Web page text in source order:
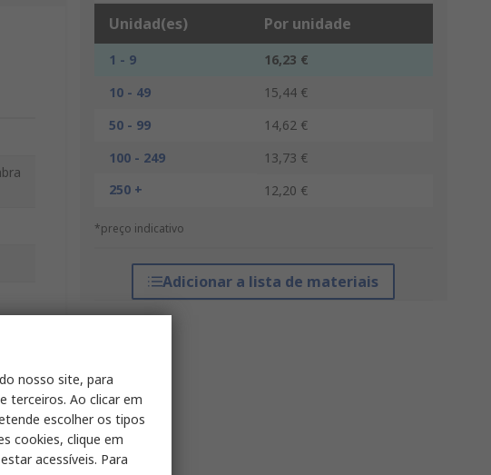
Unidad(es) Por unidade
1 - 9
16,23 €
10 - 49
15,44 €
50 - 99
14,62 €
100 - 249
13,73 €
250 +
12,20 €
*preço indicativo
Adicionar a lista de materiais
nosso site, para
terceiros. Ao clicar em
escolher os tipos
cookies, clique em
acessíveis. Para